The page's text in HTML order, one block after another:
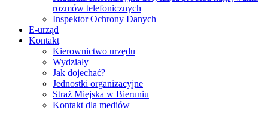
rozmów telefonicznych
Inspektor Ochrony Danych
E-urząd
Kontakt
Kierownictwo urzędu
Wydziały
Jak dojechać?
Jednostki organizacyjne
Straż Miejska w Bieruniu
Kontakt dla mediów